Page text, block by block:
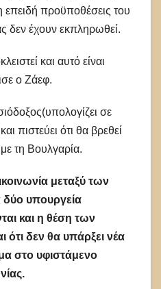
επειδή προϋποθέσεις του
δεν έχουν εκπληρωθεί.
και αυτό είναι
ο Ζάεφ.
σε
πιστεύει ότι θα βρεθεί
τη Βουλγαρία.
μεταξύ των
υπουργεία
και η θέση των
ότι δεν θα υπάρξει νέα
στο υφιστάμενο